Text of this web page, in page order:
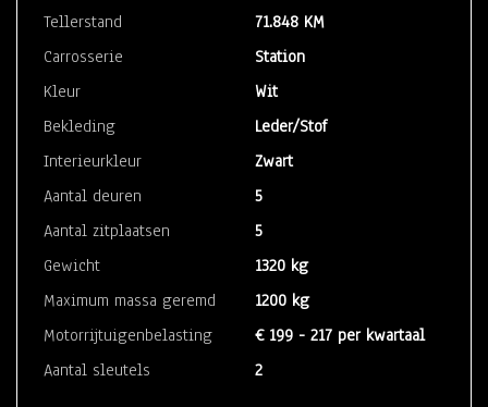
Tellerstand
71.848 KM
Carrosserie
Station
Kleur
Wit
Bekleding
Leder/Stof
Interieurkleur
Zwart
Aantal deuren
5
Aantal zitplaatsen
5
Gewicht
1320 kg
Maximum massa geremd
1200 kg
Motorrijtuigenbelasting
€ 199 - 217 per kwartaal
Aantal sleutels
2